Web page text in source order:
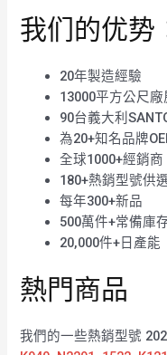
我们的优势
20年製造經驗
13000平方公尺廠
90台義大利
為20+知名品牌
全球1000+經銷商
180+熱銷型號供
每年300+新品
500萬件+常備庫
20,000件+日產能
熱門商品
我們的一些熱銷型號